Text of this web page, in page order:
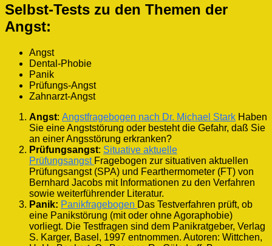
Selbst-Tests zu den Themen der
Angst:
Angst
Dental-Phobie
Panik
Prüfungs-Angst
Zahnarzt-Angst
Angst: Angstfragebogen nach Dr. Michael Stark Haben
Sie eine Angststörung oder besteht die Gefahr, daß Sie
an einer Angsstörung erkranken?
Prüfungsangst: Situative aktuelle
Prüfungsangst Fragebogen zur situativen aktuellen
Prüfungsangst (SPA) und Fearthermometer (FT) von
Bernhard Jacobs mit Informationen zu den Verfahren
sowie weiterführender Literatur.
Panik: Panikfragebogen Das Testverfahren prüft, ob
eine Panikstörung (mit oder ohne Agoraphobie)
vorliegt. Die Testfragen sind dem Panikratgeber, Verlag
S. Karger, Basel, 1997 entnommen. Autoren: Wittchen,